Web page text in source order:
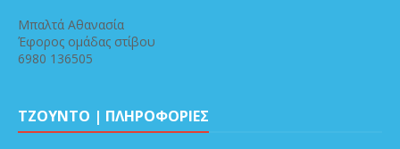
Μπαλτά Αθανασία
Έφορος ομάδας στίβου
6980 136505
ΤΖΟΥΝΤΟ | ΠΛΗΡΟΦΟΡΙΕΣ